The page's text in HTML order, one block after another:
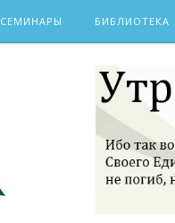
СЕМИНАРЫ БИБЛИОТЕКА